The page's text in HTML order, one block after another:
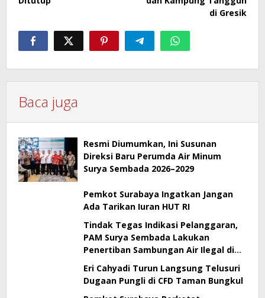
di Gresik
Baca juga
Resmi Diumumkan, Ini Susunan
Direksi Baru Perumda Air Minum
Surya Sembada 2026–2029
Pemkot Surabaya Ingatkan Jangan
Ada Tarikan Iuran HUT RI
Tindak Tegas Indikasi Pelanggaran,
PAM Surya Sembada Lakukan
Penertiban Sambungan Air Ilegal di
Perak Barat Surabaya
Eri Cahyadi Turun Langsung Telusuri
Dugaan Pungli di CFD Taman Bungkul